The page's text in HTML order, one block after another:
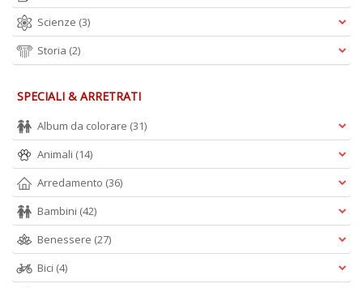
Scienze (3)
Storia (2)
SPECIALI & ARRETRATI
Album da colorare (31)
Animali (14)
Arredamento (36)
Bambini (42)
Benessere (27)
Bici (4)